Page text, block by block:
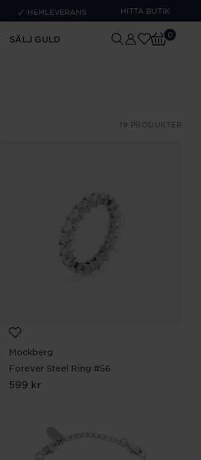
HEMLEVERANS HITTA BUTIK
SÄLJ GULD 0
19 PRODUKTER
Mockberg
Forever Steel Ring #56
Pris :599 kr
599 kr